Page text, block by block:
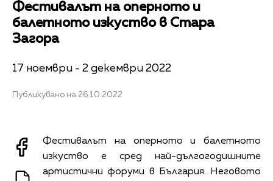
Фестивалът на оперното и
балетното изкуство в Стара
Загора
17 ноември - 2 декември 2022
Публикувано на 26.10.2022
Фестивалът на оперното и балетното
изкуство е сред най-дългогодишните
артистични форуми в България. Неговото